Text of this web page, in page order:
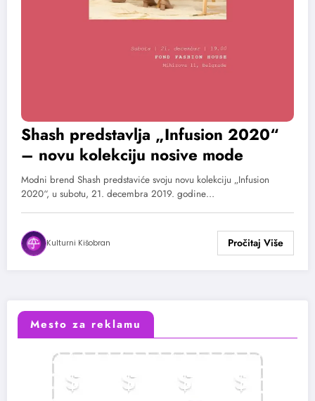
Shash predstavlja „Infusion 2020“
– novu kolekciju nosive mode
Modni brend Shash predstaviće svoju novu kolekciju „Infusion
2020“, u subotu, 21. decembra 2019. godine…
Kulturni Kišobran
Mesto za reklamu